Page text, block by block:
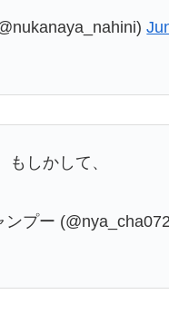
しかして、
プー